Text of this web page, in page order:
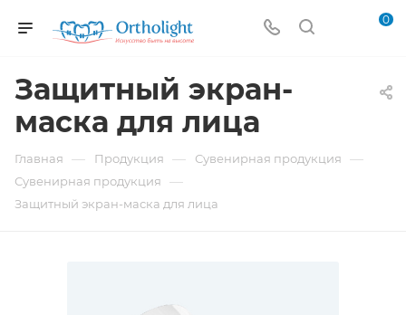
0
Защитный экран-
маска для лица
Главная — Продукция — Сувенирная продукция —
Сувенирная продукция —
Защитный экран-маска для лица